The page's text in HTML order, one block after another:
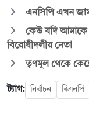
এনসিপি এখন
কেউ যদি আমাকে
বিরোধীদলীয় নেতা
তৃণমূল থেকে
ট্যাগ: নির্বাচন বিএনপি